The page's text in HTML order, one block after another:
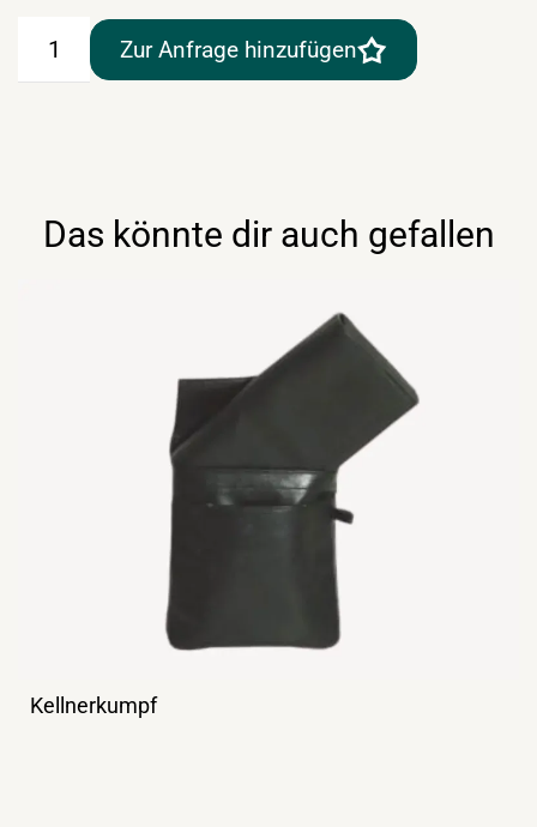
Gläsertablett
Menge
Zur Anfrage hinzufügen
Das könnte dir auch gefallen
Kellnerkumpf